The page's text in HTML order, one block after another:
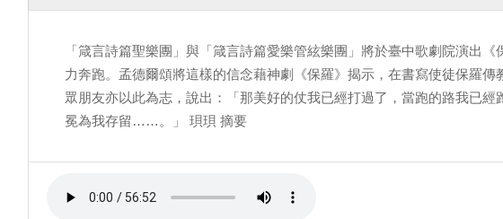
「箴言詩篇聖樂團」與「箴言詩篇愛樂管絃樂團」將於臺中歌劇院演出
力奔跑。孟德爾頌將這樣的信念藉神劇《保羅》揭示，在書寫使徒保羅
眾朋友亦以此為志，說出：「那美好的仗我已經打過了，當跑的路我已
冕為我存留……。」 珼珼 摘要